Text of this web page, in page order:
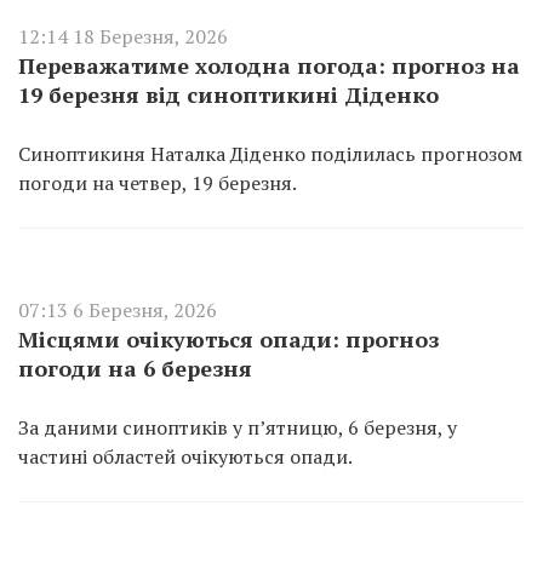
12:14 18 Березня, 2026
Переважатиме холодна погода: прогноз на
19 березня від синоптикині Діденко
Синоптикиня Наталка Діденко поділилась прогнозом
погоди на четвер, 19 березня.
07:13 6 Березня, 2026
Місцями очікуються опади: прогноз
погоди на 6 березня
За даними синоптиків у п’ятницю, 6 березня, у
частині областей очікуються опади.